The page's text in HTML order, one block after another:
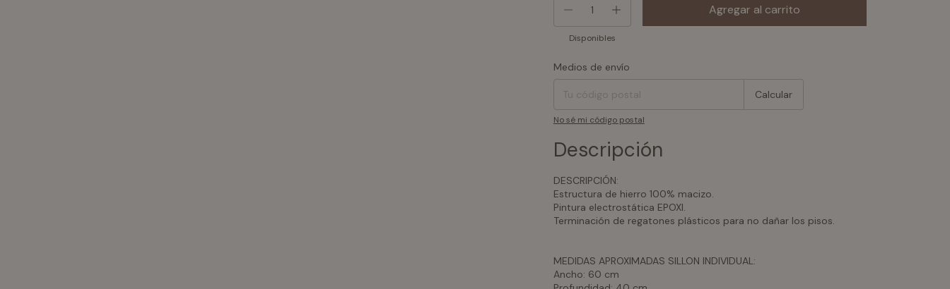
Disponibles
Entregas para el CP:
Medios de envío
Calcular
No sé mi código postal
Descripción
DESCRIPCIÓN:
Estructura de hierro 100% macizo.
Pintura electrostática EPOXI.
Terminación de regatones plásticos para no dañar los pisos.
MEDIDAS APROXIMADAS SILLON INDIVIDUAL:
Ancho: 60 cm